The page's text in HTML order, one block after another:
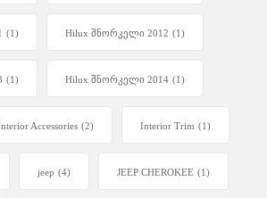
(1) Hilux შნორკელი 2012 (1)
(1) Hilux შნორკელი 2014 (1)
Accessories (2) Interior Trim (1)
jeep (4) JEEP CHEROKEE (1)